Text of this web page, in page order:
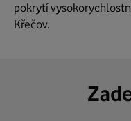
pokrytí
Křečov.